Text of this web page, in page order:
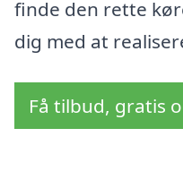
finde den rette
dig med at
Få tilbud, gratis